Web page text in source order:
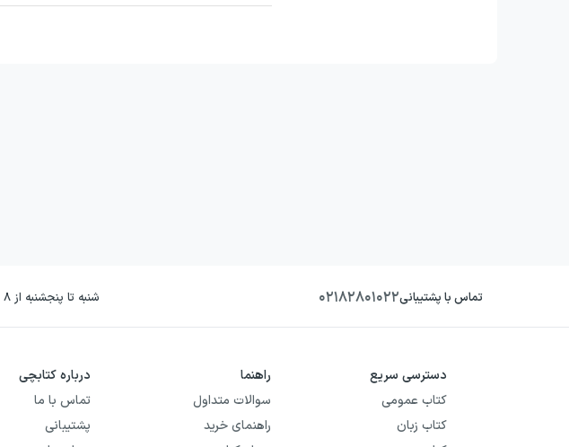
تماس با پشتیبانی۰۲۱۸۲۸۰۱۰۲۲ شنبه تا پنجشنبه از ۸ صبح تا ۱۸ عصر بجز روزهای تعطیل
دسترسی سریع
کتاب عمومی
کتاب زبان
راهنما
سوالات متداول
راهنمای خرید
درباره کتابچی
تماس با ما
پشتیبانی